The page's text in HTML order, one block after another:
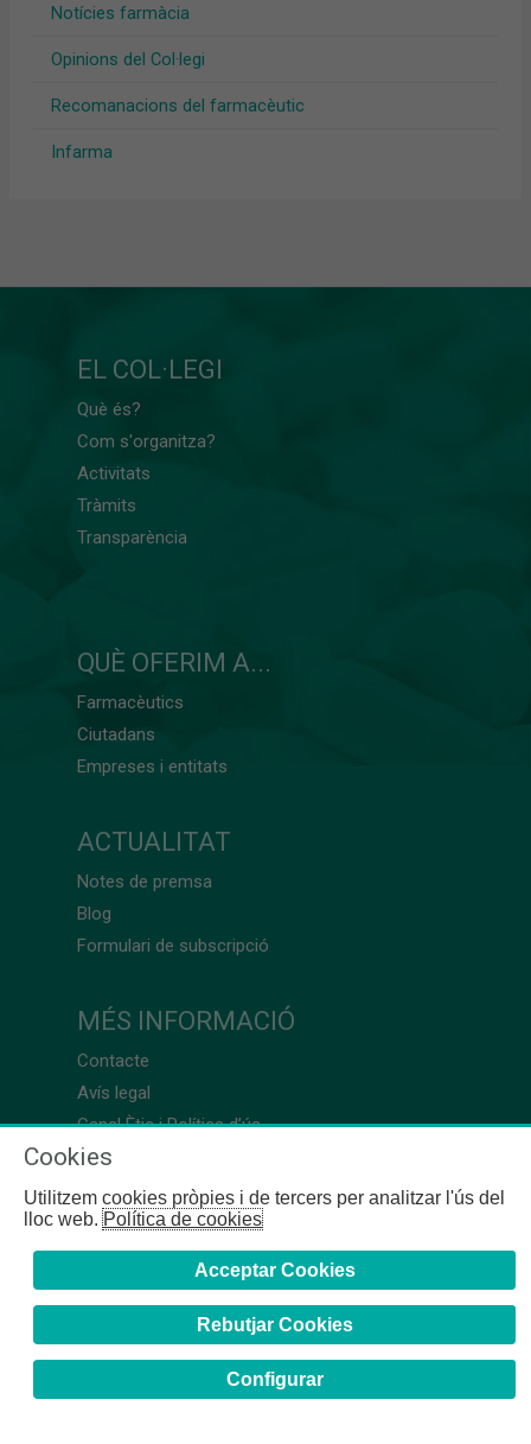
Notícies farmàcia
Opinions del Col·legi
Recomanacions del farmacèutic
Infarma
EL COL·LEGI
Què és?
Com s'organitza?
Activitats
Tràmits
Transparència
QUÈ OFERIM A...
Farmacèutics
Ciutadans
Empreses i entitats
ACTUALITAT
Notes de premsa
Blog
Formulari de subscripció
MÉS INFORMACIÓ
Contacte
Avís legal
Canal Ètic i Política d’ús
Cookies
Utilitzem cookies pròpies i de tercers per analitzar l'ús del
lloc web.Política de cookies
Acceptar Cookies
Rebutjar Cookies
Configurar